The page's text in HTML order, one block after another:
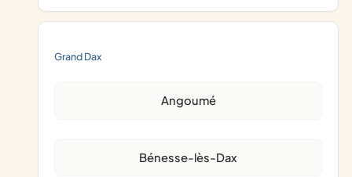
Grand Dax
Angoumé
Bénesse-lès-Dax